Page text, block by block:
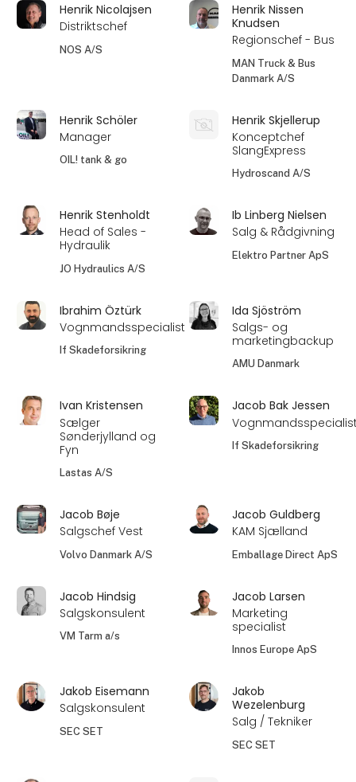
Henrik Nicolajsen
Distriktschef
NOS A/S
Henrik Nissen
Knudsen
Regionschef - Bus
MAN Truck & Bus
Danmark A/S
Henrik Schöler
Manager
OIL! tank & go
Henrik Skjellerup
Konceptchef
SlangExpress
Hydroscand A/S
Henrik Stenholdt
Head of Sales -
Hydraulik
JO Hydraulics A/S
Ib Linberg Nielsen
Salg & Rådgivning
Elektro Partner ApS
Ibrahim Öztürk
Vognmandsspecialist
If Skadeforsikring
Ida Sjöström
Salgs- og
marketingbackup
AMU Danmark
Ivan Kristensen
Sælger
Sønderjylland og
Fyn
Lastas A/S
Jacob Bak Jessen
If Skadeforsikring
Jacob Bøje
Salgschef Vest
Volvo Danmark A/S
Jacob Guldberg
KAM Sjælland
Emballage Direct ApS
Jacob Hindsig
Salgskonsulent
VM Tarm a/s
Jacob Larsen
Marketing
specialist
Innos Europe ApS
Jakob Eisemann
Salgskonsulent
SEC SET
Jakob
Wezelenburg
Salg / Tekniker
SEC SET